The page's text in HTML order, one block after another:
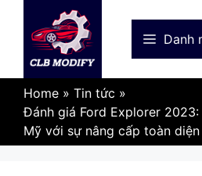
content
Danh
Home » Tin tức »
Đánh giá Ford Explorer
Mỹ với sự nâng cấp toàn